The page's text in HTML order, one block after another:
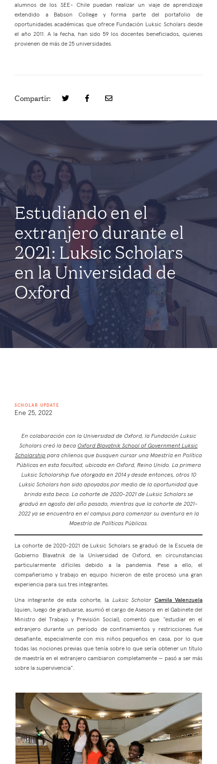
alumnos de los SEE- Chile puedan realizar un viaje de aprendizaje
extendido a Babson College y forma parte del portafolio de
oportunidades académicas que ofrece Fundación Luksic Scholars desde
el año 2011. A la fecha, han sido 59 los docentes beneficiados, quienes
provienen de más de 25 universidades.
Compartir:
Estudiando en el
extranjero durante el
2021: Luksic Scholars
en la Universidad de
Oxford
SCHOLAR UPDATE
Ene 25, 2022
En colaboración con la Universidad de Oxford, la Fundación Luksic
Scholars creó la beca Oxford Blavatnik School of Government Luksic
Scholarship para chilenos que busquen cursar una Maestría en Política
Públicas en esta facultad, ubicada en Oxford, Reino Unido. La primera
Luksic Scholarship fue otorgada en 2014 y desde entonces, otros 10
Luksic Scholars han sido apoyados por medio de la oportunidad que
brinda esta beca. La cohorte de 2020-2021 de Luksic Scholars se
graduó en agosto del año pasado, mientras que la cohorte de 2021-
2022 ya se encuentra en el campus para comenzar su aventura en la
Maestría de Políticas Públicas.
La cohorte de 2020-2021 de Luksic Scholars se graduó de la Escuela de
Gobierno Blavatnik de la Universidad de Oxford, en circunstancias
particularmente difíciles debido a la pandemia. Pese a ello, el
compañerismo y trabajo en equipo hicieron de este proceso una gran
experiencia para sus tres integrantes.
Una integrante de esta cohorte, la Luksic Scholar Camila Valenzuela
(quien, luego de graduarse, asumió el cargo de Asesora en el Gabinete del
Ministro del Trabajo y Previsión Social), comentó que: “estudiar en el
extranjero durante un período de confinamientos y restricciones fue
desafiante, especialmente con mis niños pequeños en casa, por lo que
todas las nociones previas que tenía sobre lo que sería obtener un título
de maestría en el extranjero cambiaron completamente — pasó a ser más
sobre la supervivencia”.